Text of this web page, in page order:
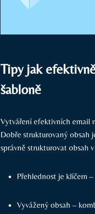
Tipy jak
šabloně
Vytváření efektivních email
Dobře strukturovaný obsah
správně strukturovat obsah
Přehlednost je klíčem
Vyvážený obsah –